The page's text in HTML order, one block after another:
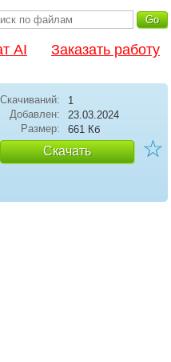
AI Заказать работу
Скачиваний:
1
Добавлен:
23.03.2024
Размер:
661 Кб
Скачать ☆